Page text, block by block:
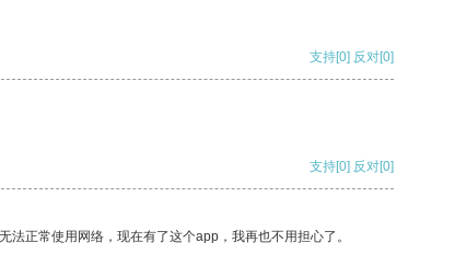
支持[0] 反对[0]
支持[0] 反对[0]
正常使用网络，现在有了这个app，我再也不用担心了。